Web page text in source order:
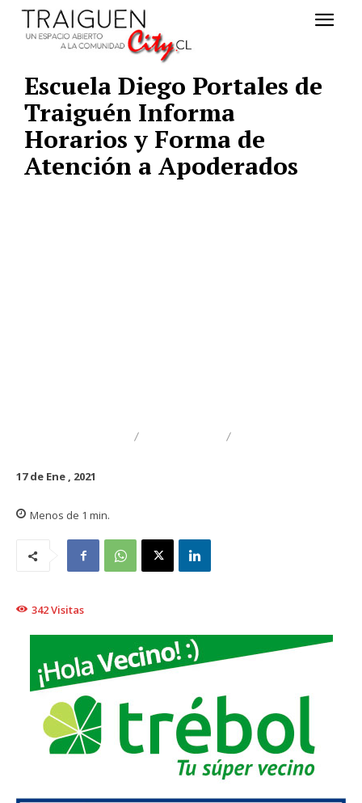
Escuela Diego Portales de
Traiguén Informa
Horarios y Forma de
Atención a Apoderados
17 de Ene , 2021
Menos de 1 min.
342Visitas